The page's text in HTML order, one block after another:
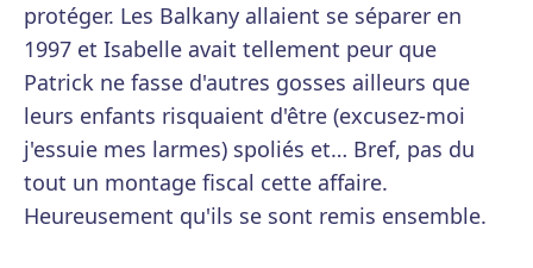
protéger. Les Balkany allaient se séparer en
1997 et Isabelle avait tellement peur que
Patrick ne fasse d'autres gosses ailleurs que
leurs enfants risquaient d'être (excusez-moi
j'essuie mes larmes) spoliés et… Bref, pas du
tout un montage fiscal cette affaire.
Heureusement qu'ils se sont remis ensemble.